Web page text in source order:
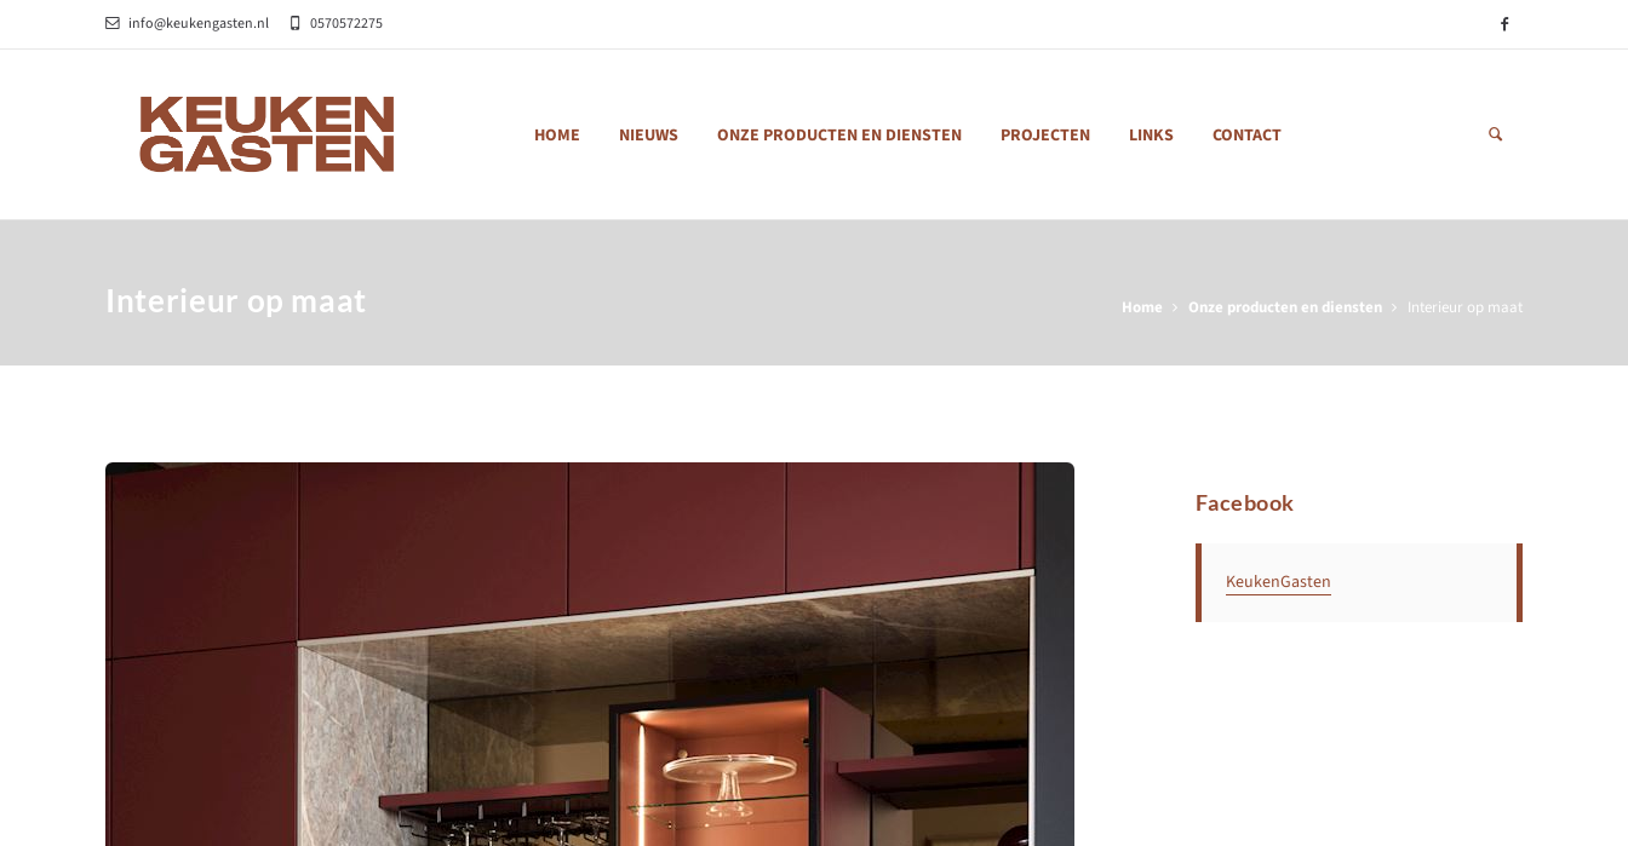
info@keukengasten.nl 0570572275
HOME NIEUWS ONZE PRODUCTEN EN DIENSTEN PROJECTEN LINKS CONTACT
Interieur op maat Home Onze producten en diensten Interieur op maat
Facebook
KeukenGasten